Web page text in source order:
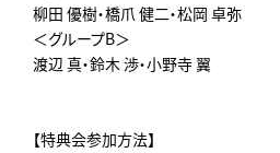
柳田 優樹・橋爪 健二・松岡 卓弥
＜グループB＞
渡辺 真・鈴木 渉・小野寺 翼
【特典会参加方法】